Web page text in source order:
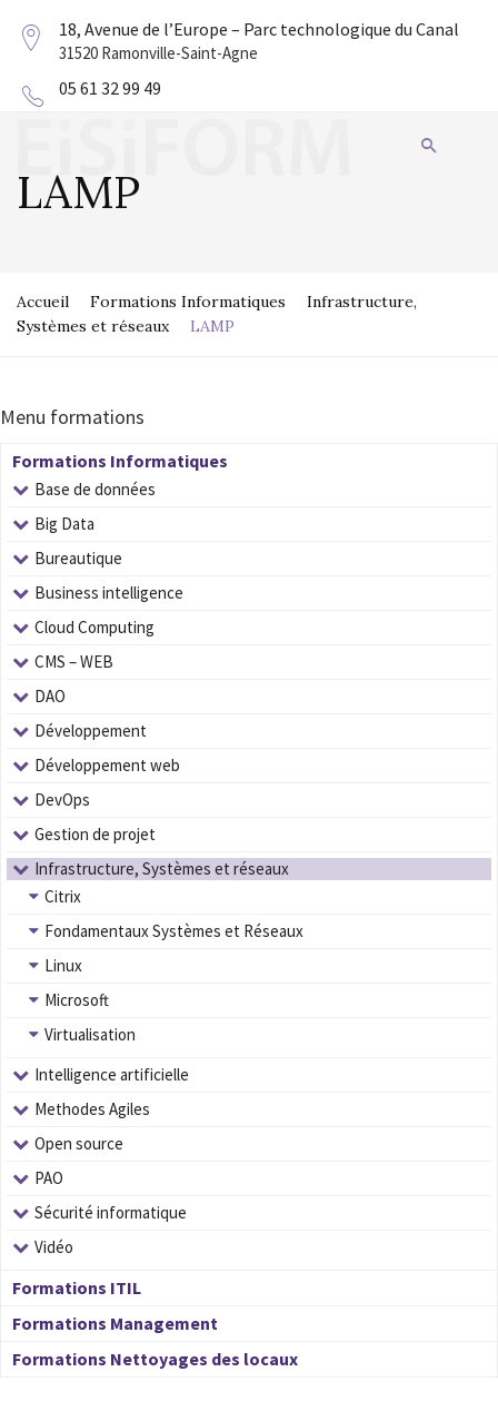
18, Avenue de l’Europe – Parc technologique du Canal
31520 Ramonville-Saint-Agne
05 61 32 99 49
LAMP
Accueil Formations Informatiques
Infrastructure,
Systèmes et réseaux
LAMP
Menu formations
Formations Informatiques
Base de données
Big Data
Bureautique
Business intelligence
Cloud Computing
CMS – WEB
DAO
Développement
Développement web
DevOps
Gestion de projet
Infrastructure, Systèmes et réseaux
Citrix
Fondamentaux Systèmes et Réseaux
Linux
Microsoft
Virtualisation
Intelligence artificielle
Methodes Agiles
Open source
PAO
Sécurité informatique
Vidéo
Formations ITIL
Formations Management
Formations Nettoyages des locaux